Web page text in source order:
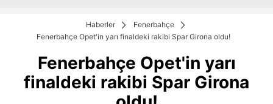
Haberler
Fenerbahçe
Fenerbahçe Opet'in yarı finaldeki rakibi Spar Girona oldu!
Fenerbahçe Opet'in yarı
finaldeki rakibi Spar Girona